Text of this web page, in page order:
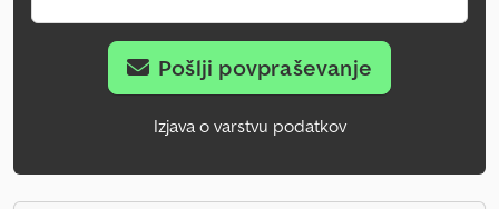
Pošlji povpraševanje
Izjava o varstvu podatkov